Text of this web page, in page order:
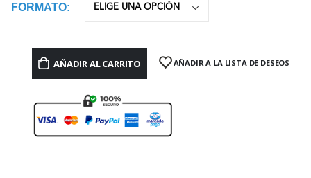
FORMATO
AÑADIR AL CARRITO AÑADIR A LA LISTA DE DESEOS